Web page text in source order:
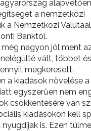
a nemzetközi
a Nemzetközi
Banktól.
nagyon jól ment
vált, többet
megkeresett.
a kiadások növelése
egyszerűen nem
csökkentésére van
kiadásokon kell
is. Ezen